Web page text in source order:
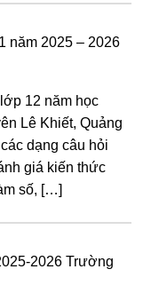
năm 2025 – 2026
12 năm học
Lê Khiết, Quảng
dạng câu hỏi
giá kiến thức
số, […]
2026 Trường